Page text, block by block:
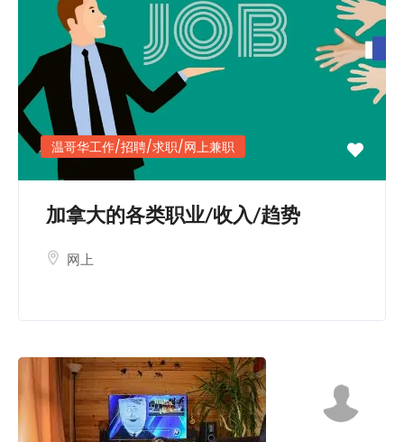
温哥华工作/招聘/求职/网上兼职
加拿大的各类职业/收入/趋势
网上